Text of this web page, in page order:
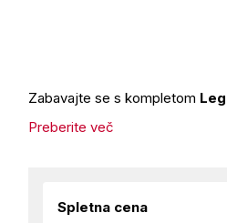
Zabavajte se s kompletom
Preberite več
Spletna cena